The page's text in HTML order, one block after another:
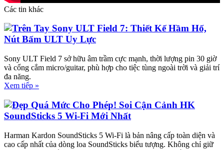
Các tin khác
Trên Tay Sony ULT Field 7: Thiết Kế Hầm Hố,
Nút Bấm ULT Uy Lực
Sony ULT Field 7 sở hữu âm trầm cực mạnh, thời lượng pin 30 giờ
và cổng cắm micro/guitar, phù hợp cho tiệc tùng ngoài trời và giải trí
đa năng.
Xem tiếp »
Đẹp Quá Mức Cho Phép! Soi Cận Cảnh HK
SoundSticks 5 Wi-Fi Mới Nhất
Harman Kardon SoundSticks 5 Wi-Fi là bản nâng cấp toàn diện và
cao cấp nhất của dòng loa SoundSticks biểu tượng. Không chỉ giữ